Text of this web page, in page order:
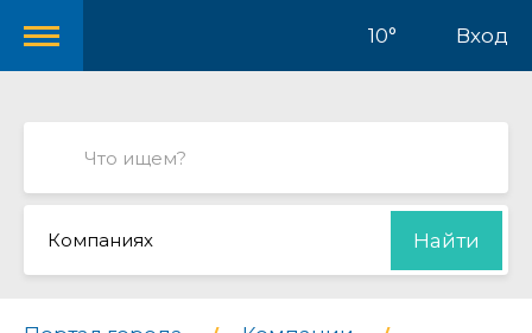
10° Вход
Компаниях Найти